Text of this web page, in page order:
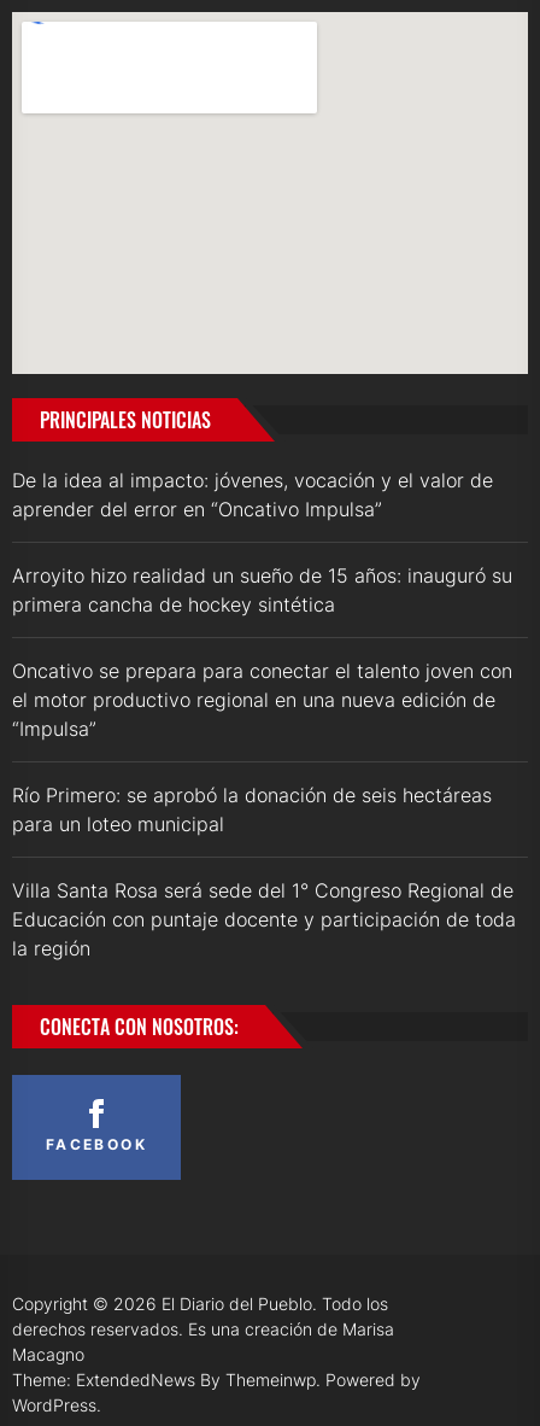
PRINCIPALES NOTICIAS
De la idea al impacto: jóvenes, vocación y el valor de
aprender del error en “Oncativo Impulsa”
Arroyito hizo realidad un sueño de 15 años: inauguró su
primera cancha de hockey sintética
Oncativo se prepara para conectar el talento joven con
el motor productivo regional en una nueva edición de
“Impulsa”
Río Primero: se aprobó la donación de seis hectáreas
para un loteo municipal
Villa Santa Rosa será sede del 1° Congreso Regional de
Educación con puntaje docente y participación de toda
la región
CONECTA CON NOSOTROS:
FACEBOOK
Copyright © 2026 El Diario del Pueblo. Todo los
derechos reservados. Es una creación de Marisa
Macagno
Theme: ExtendedNews By Themeinwp. Powered by
WordPress.